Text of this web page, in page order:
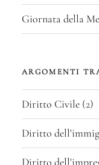
Giornata della
ARGOMENTI
Diritto Civile (2)
Diritto
Diritto